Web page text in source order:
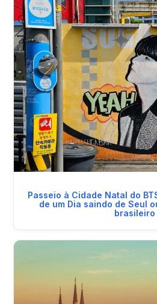
Passeio à Cidade Natal do
de um Dia saindo de Seul
brasileiro